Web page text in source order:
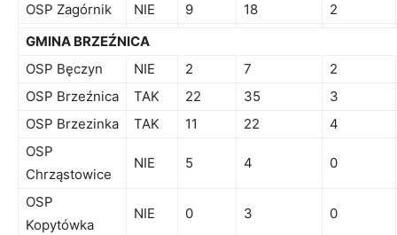
OSP Zagórnik
NIE 9 18
2
GMINA BRZEŹNICA
OSP Bęczyn
NIE 2 7
2
OSP Brzeźnica
TAK 22 35
3
OSP Brzezinka
TAK 11 22
4
OSP
Chrząstowice
NIE 5 4 0
OSP
Kopytówka
NIE 0 3 0